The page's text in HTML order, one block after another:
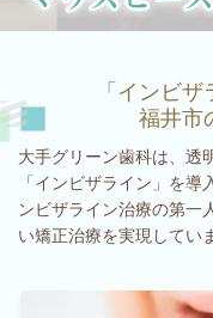
「インビ
福井市
大手グリーン歯科は、透
「インビザライン」を
ンビザライン治療の第一
い矯正治療を実現してい